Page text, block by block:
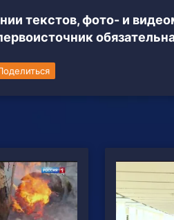
текстов, фото- и